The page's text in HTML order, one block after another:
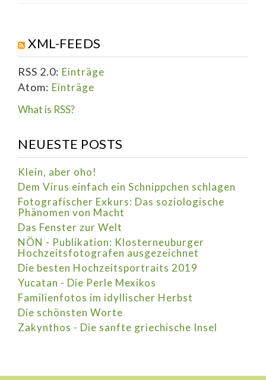
XML-FEEDS
RSS 2.0: Einträge
Atom: Einträge
What is RSS?
NEUESTE POSTS
Klein, aber oho!
Dem Virus einfach ein Schnippchen schlagen
Fotografischer Exkurs: Das soziologische
Phänomen von Macht
Das Fenster zur Welt
NÖN - Publikation: Klosterneuburger
Hochzeitsfotografen ausgezeichnet
Die besten Hochzeitsportraits 2019
Yucatan - Die Perle Mexikos
Familienfotos im idyllischer Herbst
Die schönsten Worte
Zakynthos - Die sanfte griechische Insel